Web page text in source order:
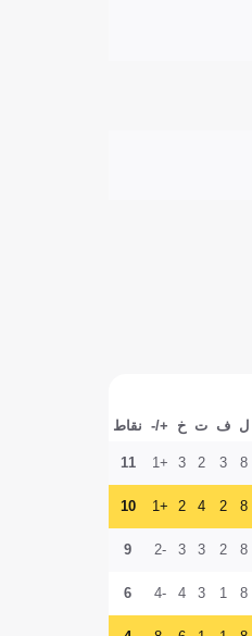
ل ف ت خ +/- نقاط
8
3
2
3
+1
11
8
2
4
2
+1
10
8
2
3
3
-2
9
8
1
3
4
-4
6